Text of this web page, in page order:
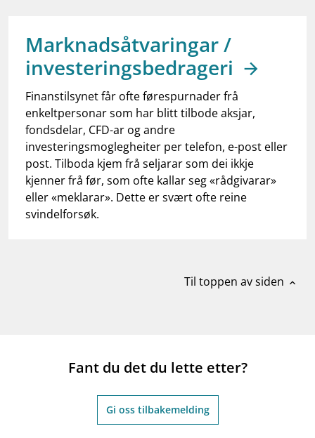
dashboardInformasjon for investorer
notifications_noneAbonner på nyhetsvarsel
Marknadsåtvaringar /
investeringsbedrageri
Finanstilsynet får ofte førespurnader frå
enkeltpersonar som har blitt tilbode aksjar,
fondsdelar, CFD-ar og andre
investeringsmoglegheiter per telefon, e-post eller
post. Tilboda kjem frå seljarar som dei ikkje
kjenner frå før, som ofte kallar seg «rådgivarar»
eller «meklarar». Dette er svært ofte reine
svindelforsøk.
Til toppen av siden expand_less
Fant du det du lette etter?
Gi oss tilbakemelding